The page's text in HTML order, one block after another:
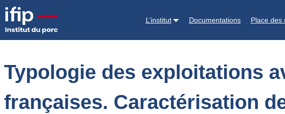
L’institut Documentations Place des
Accueil Documentations
Typologie des exploitations avec porcs en Guyane et aux
économiques
Typologie des exploitations
françaises. Caractérisation